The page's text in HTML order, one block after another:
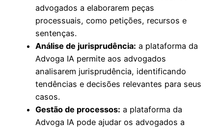
advogados a elaborarem peças
processuais, como petições, recursos e
sentenças.
Análise de jurisprudência: a plataforma da
Advoga IA permite aos advogados
analisarem jurisprudência, identificando
tendências e decisões relevantes para seus
casos.
Gestão de processos: a plataforma da
Advoga IA pode ajudar os advogados a